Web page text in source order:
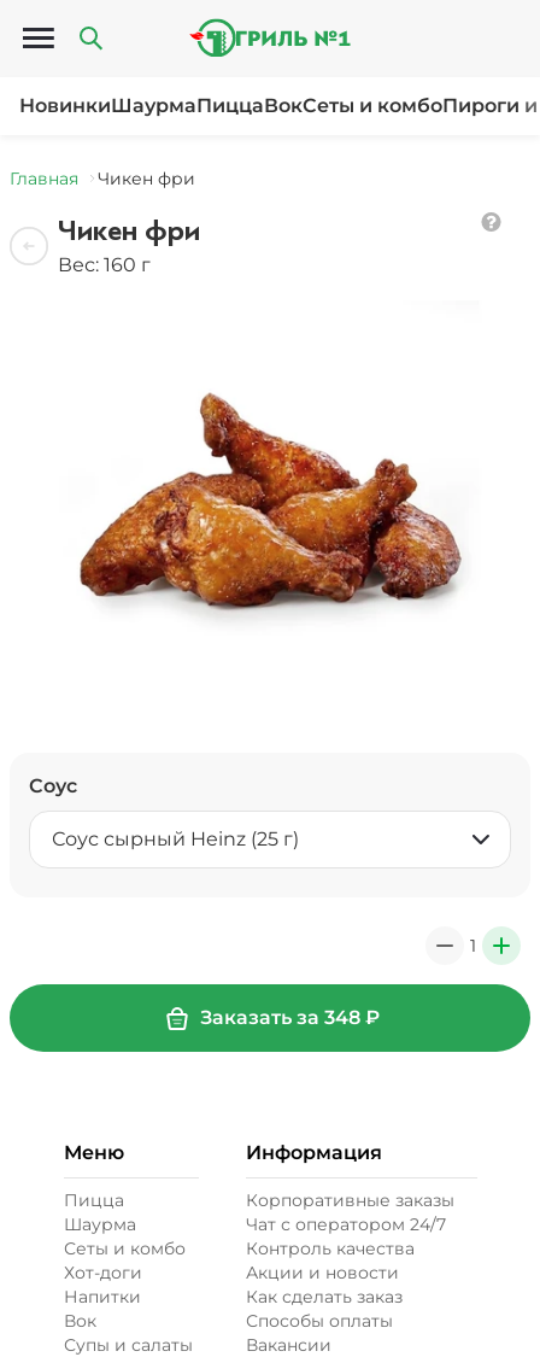
Открыть меню
НовинкиШаурмаПиццаВокСеты и комбоПироги
Главная Чикен фри
Чикен фри
Вес: 160 г
Соус
Соус сырный Heinz (25 г)
1 +
Заказать за 348 ₽
Меню
Пицца
Шаурма
Сеты и комбо
Хот-доги
Напитки
Вок
Супы и салаты
Информация
Корпоративные заказы
Чат с оператором 24/7
Контроль качества
Акции и новости
Как сделать заказ
Способы оплаты
Вакансии